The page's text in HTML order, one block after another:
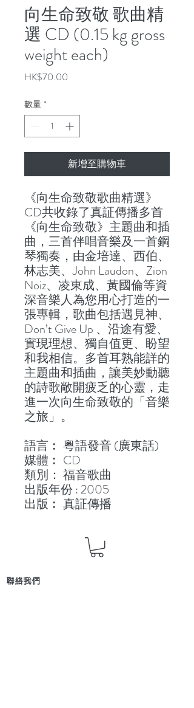
向生命致敬 歌曲精
選 CD (0.15 kg gross
weight each)
HK$70.00
數量 *
新增至購物車
《向生命致敬歌曲精選》
CD共收錄了真証傳播多首
《向生命致敬》主題曲和插
曲，三首伴唱音樂及一首鋼
琴獨奏，由金培達、西伯、
林志美、John Laudon、Zion
Noiz、凌東成、黃國倫等資
深音樂人為您用心打造的一
張專輯，歌曲包括遇見神、
Don’t Give Up 、沿途有愛、
實現理想、獨自值更、盼望
和我相信。多首耳熟能詳的
主題曲和插曲，讓美妙動聽
的詩歌敞開疲乏的心靈，走
進一次向生命致敬的「音樂
之旅」。
語言︰ 粵語發音 (廣東話)
媒體︰ CD
類別： 福音歌曲
出版年份 : 2005
出版︰ 真証傳播
聯絡我們